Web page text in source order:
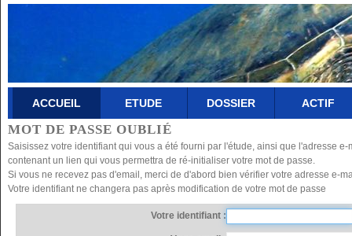
ACCUEIL ETUDE DOSSIER ACTIF
MOT DE PASSE OUBLIÉ
Saisissez votre identifiant qui vous a été fourni par l'étude, ainsi que l'adresse
contenant un lien qui vous permettra de ré-initialiser votre mot de passe.
Si vous ne recevez pas d'email, merci de d'abord bien vérifier votre adresse e-
Votre identifiant ne changera pas après modification de votre mot de passe
Votre identifiant